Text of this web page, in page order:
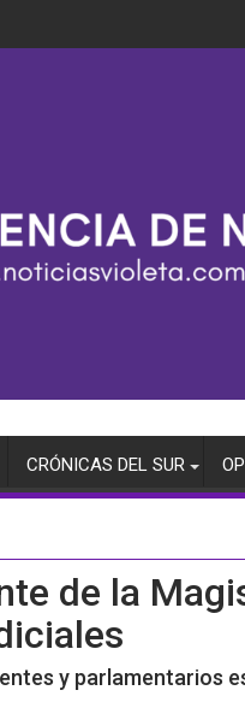
CRÓNICAS DEL SUR
de la
y parlamentarios